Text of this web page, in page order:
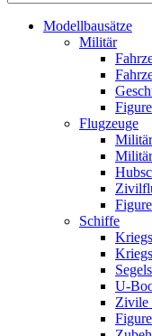
Modellbausätze
Militär
Flugzeuge
Schiffe
U-
Zivile